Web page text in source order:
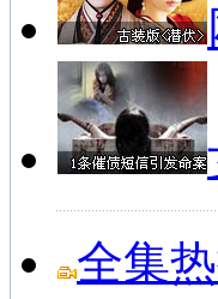
6甜瓜缺阵皮尔斯
7鲁能出线分析：
8ESPN投票杜兰特
9三权威预测看衰
10桑兰晒与儿子合
全集